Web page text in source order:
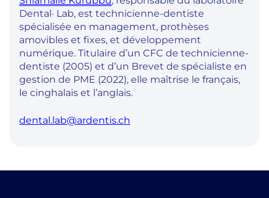
Dental· Lab, est technicienne-dentiste
spécialisée en management, prothèses
amovibles et fixes, et développement
numérique. Titulaire d’un CFC de technicienne-
dentiste (2005) et d’un Brevet de spécialiste en
gestion de PME (2022), elle maîtrise le français,
le cinghalais et l’anglais.
dental.lab@ardentis.ch